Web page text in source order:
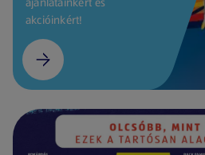
akcióinkért!